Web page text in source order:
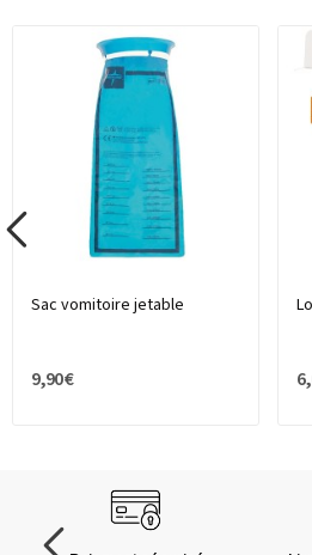
Sac vomitoire jetable
9,90 €